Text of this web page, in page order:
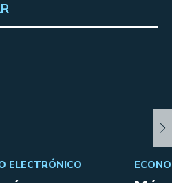
ELECTRÓNICO